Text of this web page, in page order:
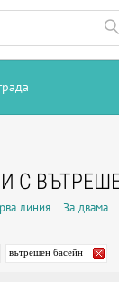
С
линия За двама
вътрешен басейн